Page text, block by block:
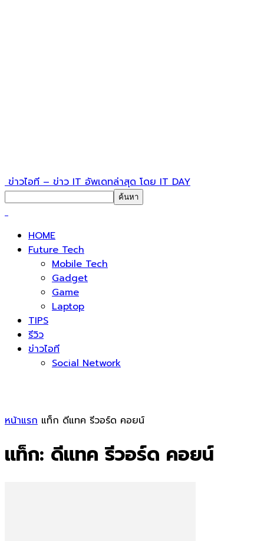
ข่าวไอที – ข่าว IT อัพเดทล่าสุด โดย IT DAY
HOME
Future Tech
Mobile Tech
Gadget
Game
Laptop
TIPS
รีวิว
ข่าวไอที
Social Network
หน้าแรก แท็ก ดีแทค รีวอร์ด คอยน์
แท็ก: ดีแทค รีวอร์ด คอยน์